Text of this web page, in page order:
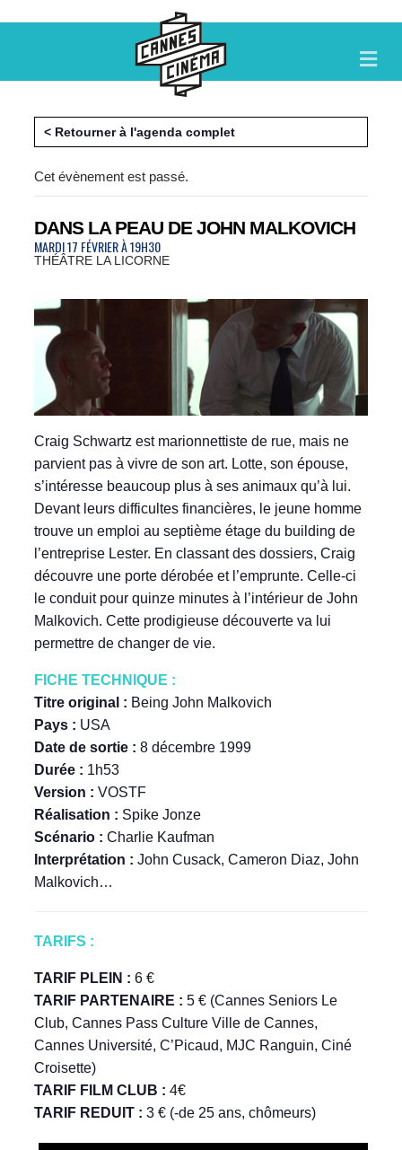
M
E
N
< Retourner à l'agenda complet
Cet évènement est passé.
DANS LA PEAU DE JOHN MALKOVICH
MARDI 17 FÉVRIER À 19H30
THÉÂTRE LA LICORNE
Craig Schwartz est marionnettiste de rue, mais ne
parvient pas à vivre de son art. Lotte, son épouse,
s’intéresse beaucoup plus à ses animaux qu’à lui.
Devant leurs difficultes financières, le jeune homme
trouve un emploi au septième étage du building de
l’entreprise Lester. En classant des dossiers, Craig
découvre une porte dérobée et l’emprunte. Celle-ci
le conduit pour quinze minutes à l’intérieur de John
Malkovich. Cette prodigieuse découverte va lui
permettre de changer de vie.
FICHE TECHNIQUE :
Titre original : Being John Malkovich
Pays : USA
Date de sortie : 8 décembre 1999
Durée : 1h53
Version : VOSTF
Réalisation : Spike Jonze
Scénario : Charlie Kaufman
Interprétation : John Cusack, Cameron Diaz, John
Malkovich…
TARIFS :
TARIF PLEIN : 6 €
TARIF PARTENAIRE : 5 € (Cannes Seniors Le
Club, Cannes Pass Culture Ville de Cannes,
Cannes Université, C’Picaud, MJC Ranguin, Ciné
Croisette)
TARIF FILM CLUB : 4€
TARIF REDUIT : 3 € (-de 25 ans, chômeurs)